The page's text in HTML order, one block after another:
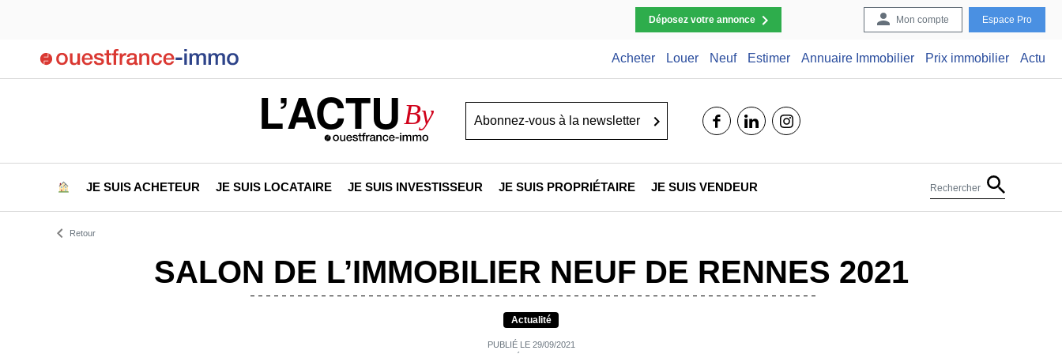
Déposez votre annonce Mon compte Espace Pro
Acheter Louer Neuf Estimer Annuaire Immobilier Prix immobilier Actu
L’ACTU By facebooklinkedin
JE SUIS ACHETEUR JE SUIS LOCATAIRE JE SUIS INVESTISSEUR JE SUIS PROPRIÉTAIRE JE SUIS VENDEUR Rechercher
Retour
SALON DE L’IMMOBILIER NEUF DE RENNES 2021
Actualité
PUBLIÉ LE 29/09/2021